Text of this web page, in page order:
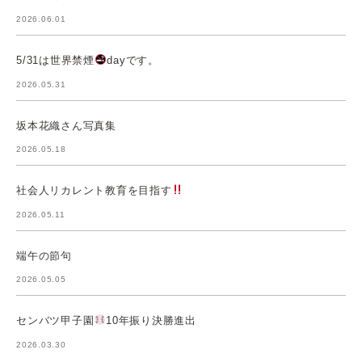
2026.06.01
5/31は世界禁煙 dayです。
2026.05.31
坂本花織さん写真集
2026.05.18
社会人リカレント教育を目指す
2026.05.11
端午の節句
2026.05.05
センバツ甲子園 10年振り決勝進出
2026.03.30